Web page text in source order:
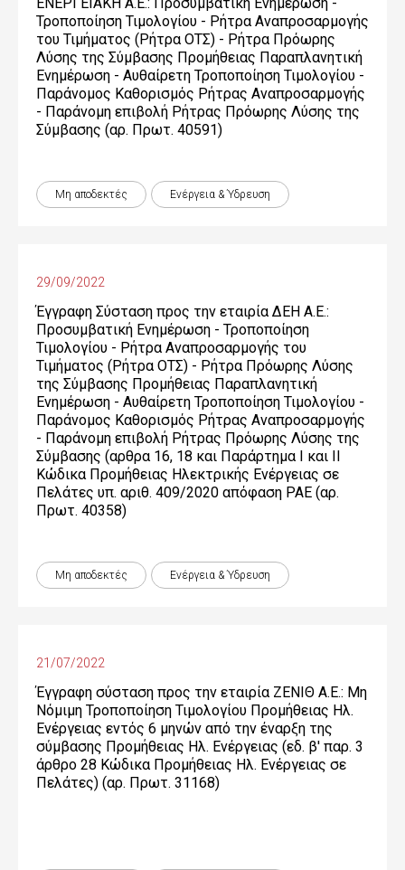
Τροποποίηση Τιμολογίου - Ρήτρα Αναπροσαρμογής
του Τιμήματος (Ρήτρα ΟΤΣ) - Ρήτρα Πρόωρης
Λύσης της Σύμβασης Προμήθειας Παραπλανητική
Ενημέρωση - Αυθαίρετη Τροποποίηση Τιμολογίου -
Παράνομος Καθορισμός Ρήτρας Αναπροσαρμογής
- Παράνομη επιβολή Ρήτρας Πρόωρης Λύσης της
Σύμβασης (αρ. Πρωτ. 40591)
Μη αποδεκτές Ενέργεια & Ύδρευση
29/09/2022
Έγγραφη Σύσταση προς την εταιρία ΔΕΗ Α.Ε.:
Προσυμβατική Ενημέρωση - Τροποποίηση
Τιμολογίου - Ρήτρα Αναπροσαρμογής του
Τιμήματος (Ρήτρα ΟΤΣ) - Ρήτρα Πρόωρης Λύσης
της Σύμβασης Προμήθειας Παραπλανητική
Ενημέρωση - Αυθαίρετη Τροποποίηση Τιμολογίου -
Παράνομος Καθορισμός Ρήτρας Αναπροσαρμογής
- Παράνομη επιβολή Ρήτρας Πρόωρης Λύσης της
Σύμβασης (αρθρα 16, 18 και Παράρτημα Ι και ΙΙ
Κώδικα Προμήθειας Ηλεκτρικής Ενέργειας σε
Πελάτες υπ. αριθ. 409/2020 απόφαση ΡΑΕ (αρ.
Πρωτ. 40358)
Μη αποδεκτές Ενέργεια & Ύδρευση
21/07/2022
Έγγραφη σύσταση προς την εταιρία ΖΕΝΙΘ Α.Ε.: Μη
Νόμιμη Τροποποίηση Τιμολογίου Προμήθειας Ηλ.
Ενέργειας εντός 6 μηνών από την έναρξη της
σύμβασης Προμήθειας Ηλ. Ενέργειας (εδ. β' παρ. 3
άρθρο 28 Κώδικα Προμήθειας Ηλ. Ενέργειας σε
Πελάτες) (αρ. Πρωτ. 31168)